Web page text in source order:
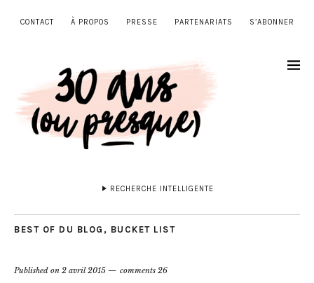
CONTACT À PROPOS PRESSE PARTENARIATS S’ABONNER
RECHERCHE INTELLIGENTE
BEST OF DU BLOG , BUCKET LIST
Published on 2 avril 2015 comments 26